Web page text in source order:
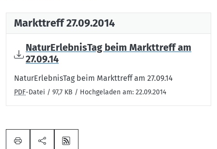
Markttreff 27.09.2014
NaturErlebnisTag beim Markttreff am
27.09.14
NaturErlebnisTag beim Markttreff am 27.09.14
PDF-Datei / 97,7 KB / Hochgeladen am: 22.09.2014